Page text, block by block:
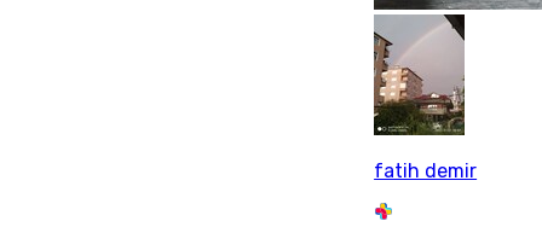
fatih demir